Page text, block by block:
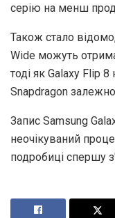
серію на менш
Також стало
Wide можуть
тоді як Galaxy Flip 8
Snapdragon
Запис Samsung
неочікуваний
подробиці спершу